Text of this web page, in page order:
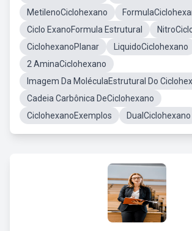
MetilenoCiclohexano
Ciclo ExanoFormula Estrutural
CiclohexanoPlanar
LiquidoCiclohexano
2 AminaCiclohexano
Imagem Da MoléculaEstrutural Do
Cadeia Carbônica DeCiclohexano
CiclohexanoExemplos
DualCiclohexano